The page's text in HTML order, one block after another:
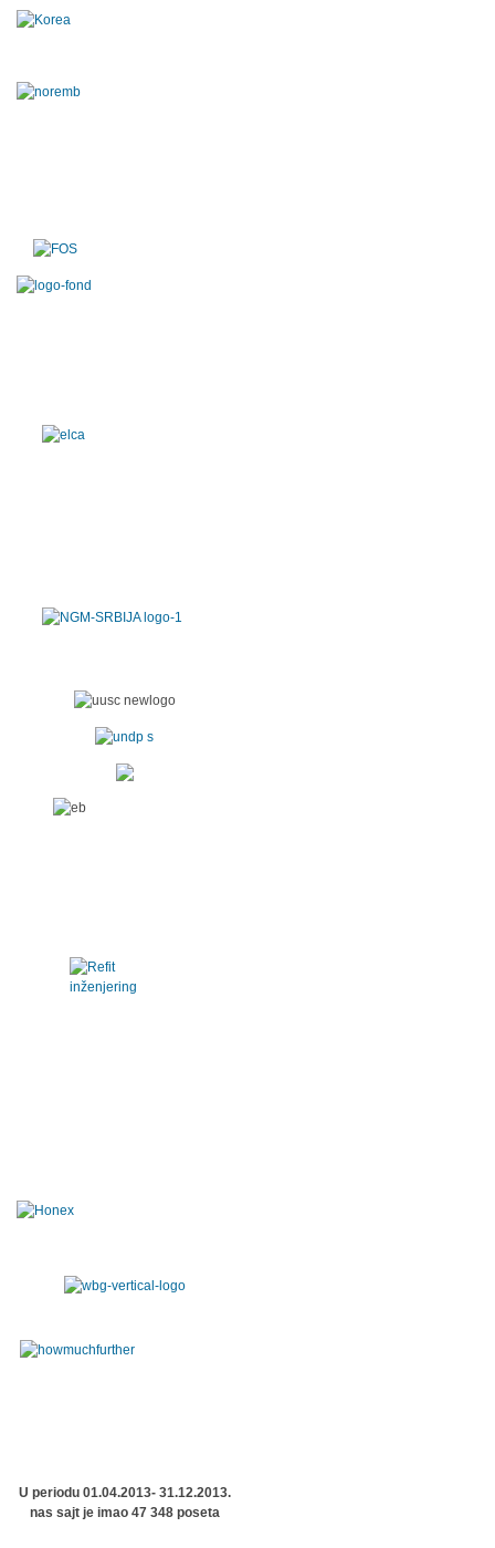
U periodu 01.04.2013- 31.12.2013.
nas sajt je imao 47 348 poseta